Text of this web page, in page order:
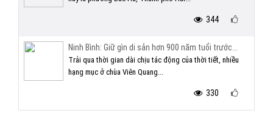
344
Ninh Bình: Giữ gìn di sản hơn 900 năm tuổi trước...
Trải qua thời gian dài chịu tác động của thời tiết, nhiều
hạng mục ở chùa Viên Quang...
330